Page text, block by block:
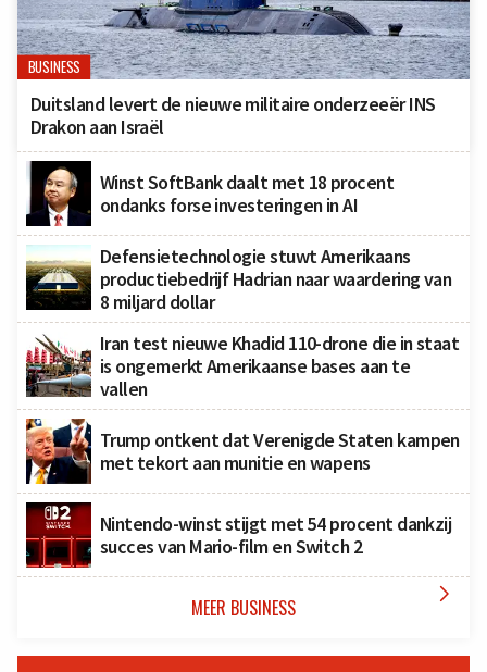
BUSINESS
Duitsland levert de nieuwe militaire onderzeeër INS
Drakon aan Israël
Winst SoftBank daalt met 18 procent
ondanks forse investeringen in AI
Defensietechnologie stuwt Amerikaans
productiebedrijf Hadrian naar waardering van
8 miljard dollar
Iran test nieuwe Khadid 110-drone die in staat
is ongemerkt Amerikaanse bases aan te
vallen
Trump ontkent dat Verenigde Staten kampen
met tekort aan munitie en wapens
Nintendo-winst stijgt met 54 procent dankzij
succes van Mario-film en Switch 2
MEER BUSINESS 